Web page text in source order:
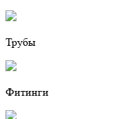
Трубы
Фитинги